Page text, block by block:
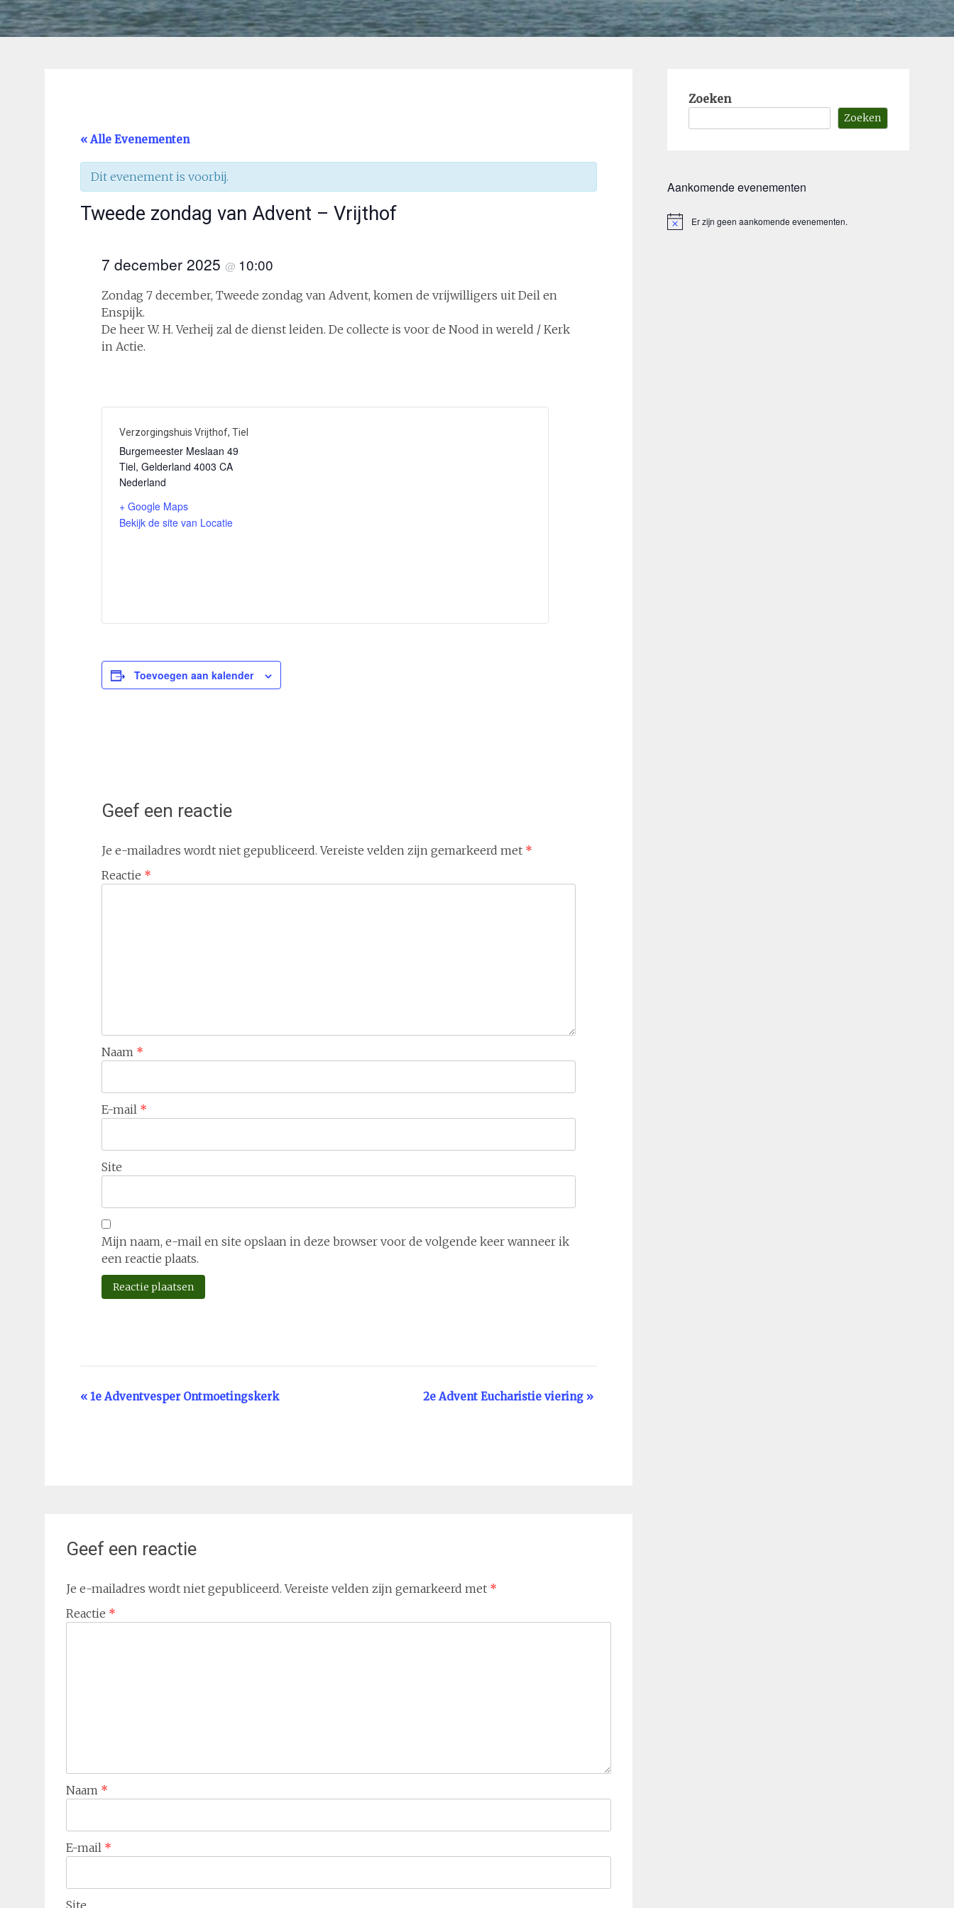
« Alle Evenementen
Dit evenement is voorbij.
Tweede zondag van Advent – Vrijthof
7 december 2025 @ 10:00
Zondag 7 december, Tweede zondag van Advent, komen de vrijwilligers uit Deil en
Enspijk.
De heer W. H. Verheij zal de dienst leiden. De collecte is voor de Nood in wereld / Kerk
in Actie.
Verzorgingshuis Vrijthof, Tiel
Burgemeester Meslaan 49
Tiel, Gelderland 4003 CA
Nederland
+ Google Maps
Bekijk de site van Locatie
Toevoegen aan kalender
Geef een reactie
Je e-mailadres wordt niet gepubliceerd. Vereiste velden zijn gemarkeerd met *
Reactie *
Naam *
E-mail *
Site
Mijn naam, e-mail en site opslaan in deze browser voor de volgende keer wanneer ik
een reactie plaats.
Evenement
« 1e Adventvesper Ontmoetingskerk 2e Advent Eucharistie viering»
Geef een reactie
Je e-mailadres wordt niet gepubliceerd. Vereiste velden zijn gemarkeerd met *
Reactie *
Naam *
E-mail *
Site
Zoeken
Zoeken
Aankomende evenementen
BerichtEr zijn geen aankomende evenementen.